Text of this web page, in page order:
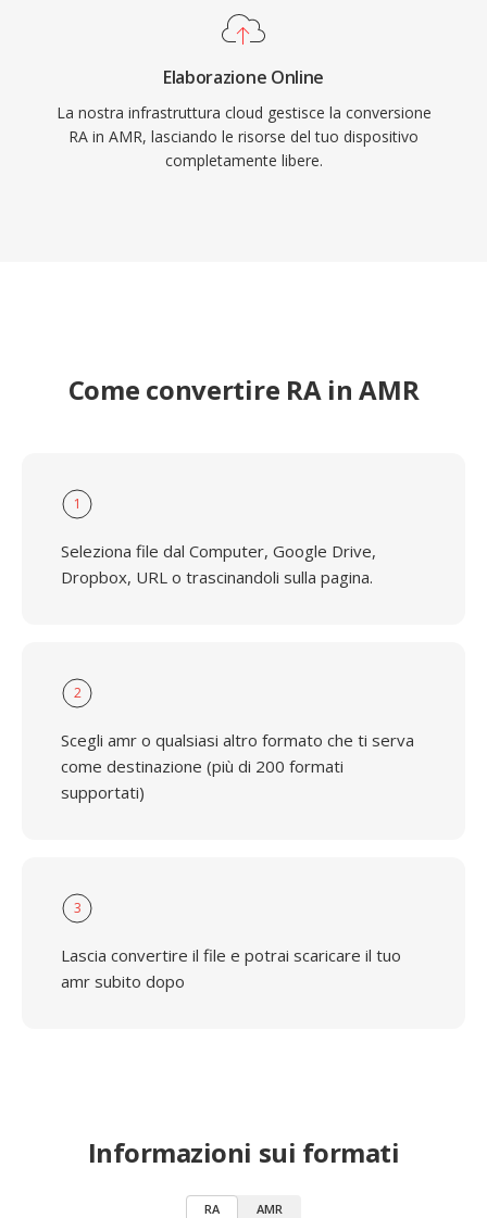
Elaborazione Online
La nostra infrastruttura cloud gestisce la conversione
RA in AMR, lasciando le risorse del tuo dispositivo
completamente libere.
Come convertire RA in AMR
1
Seleziona file dal Computer, Google Drive,
Dropbox, URL o trascinandoli sulla pagina.
2
Scegli amr o qualsiasi altro formato che ti serva
come destinazione (più di 200 formati
supportati)
3
Lascia convertire il file e potrai scaricare il tuo
amr subito dopo
Informazioni sui formati
RA AMR